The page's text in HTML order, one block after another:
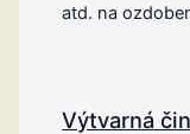
atd. na
Výtvarná